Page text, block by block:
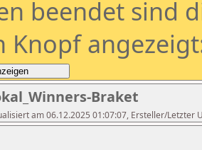
beendet sind
Knopf
Braket
am 06.12.2025 01:07:07, Ersteller/Letzter